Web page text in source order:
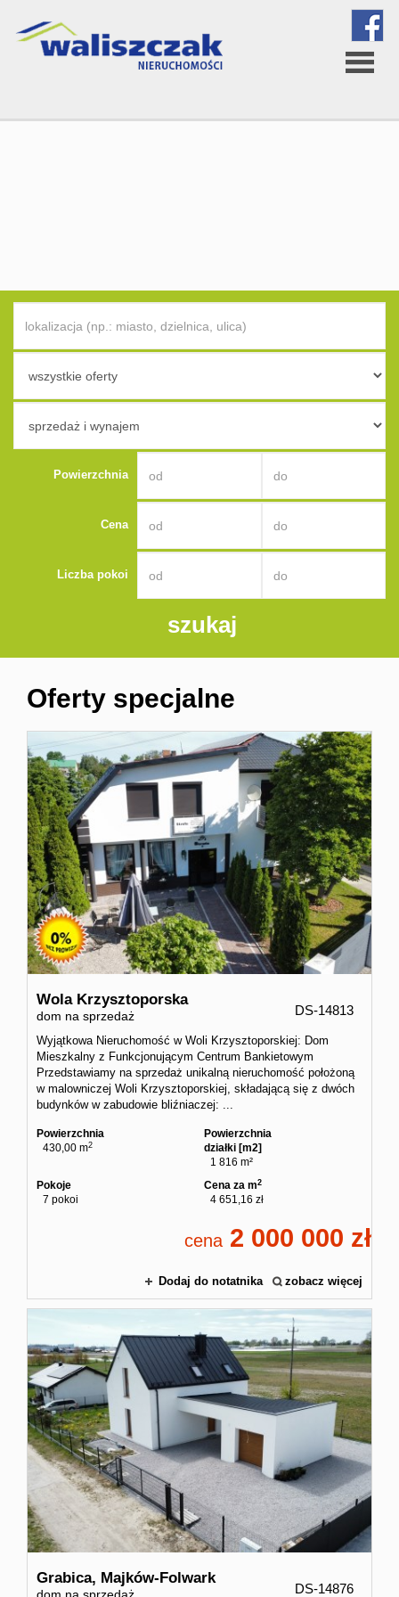
Strona
Oferta
Powierzchnia
Cena
Liczba pokoi
Oferty specjalne
Wola Krzysztoporska
dom na sprzedaż DS-14813
Wyjątkowa Nieruchomość w Woli Krzysztoporskiej: Dom
Mieszkalny z Funkcjonującym Centrum Bankietowym
Przedstawiamy na sprzedaż unikalną nieruchomość położoną
w malowniczej Woli Krzysztoporskiej, składającą się z dwóch
budynków w zabudowie bliźniaczej: ...
Powierzchnia
430,00 m2
Powierzchnia
działki [m2]
1 816 m²
Pokoje
7 pokoi
Cena za m2
4 651,16 zł
cena 2 000 000
Dodaj do notatnika zobacz więcej
Grabica, Majków-Folwark
DS-14876